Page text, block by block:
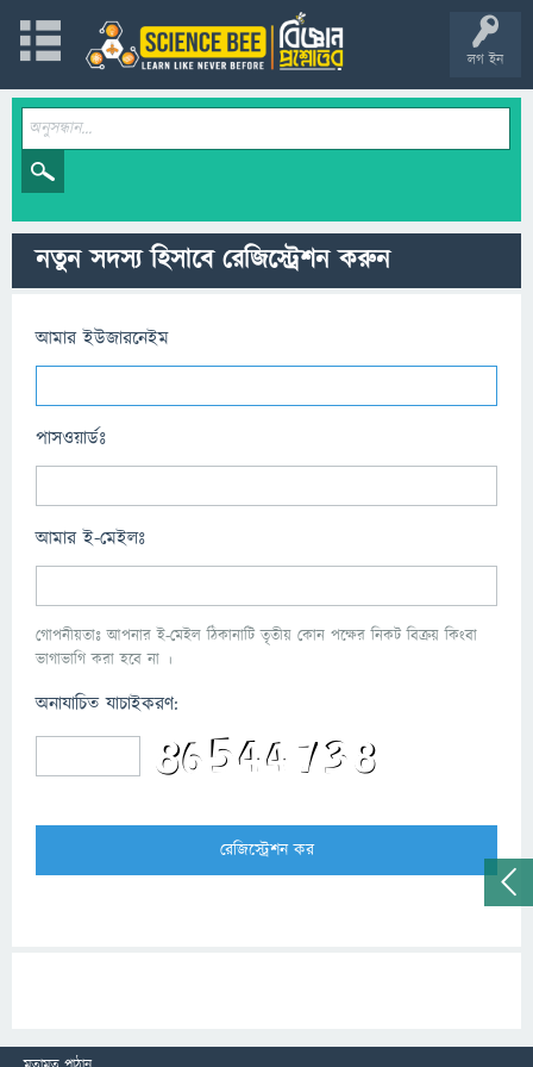
লগ ইন
নতুন সদস্য হিসাবে রেজিস্ট্রেশন করুন
আমার ইউজারনেইম
পাসওয়ার্ডঃ
আমার ই-মেইলঃ
গোপনীয়তাঃ আপনার ই-মেইল ঠিকানাটি তৃতীয় কোন পক্ষের নিকট বিক্রয় কিংবা
ভাগাভাগি করা হবে না ।
অনাযাচিত যাচাইকরণ: